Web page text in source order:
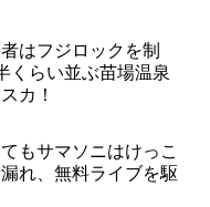
はフジロックを制
くらい並ぶ苗場温泉
カ！
もサマソニはけっこ
れ、無料ライブを駆